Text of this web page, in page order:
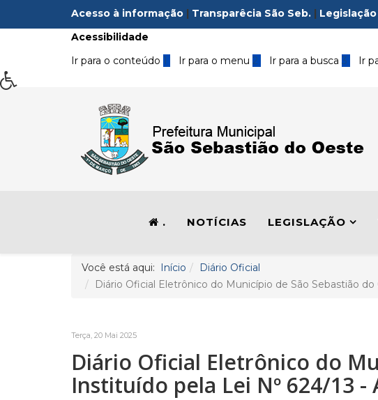
Acesso à informação | Transparêcia São Seb. | Legislação
Acessibilidade
Ir para o conteúdo 1 Ir para o menu 2 Ir para a busca3 Ir
. NOTÍCIAS LEGISLAÇÃO
Você está aqui: Início
Diário Oficial
Diário Oficial Eletrônico do Município de São Sebastião
Terça, 20 Mai 2025
Diário Oficial Eletrônico do
Instituído pela Lei Nº 624/13 -